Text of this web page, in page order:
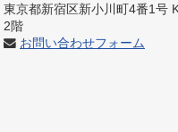
東京都新宿区新小川町4番1号
2階
お問い合わせフォーム